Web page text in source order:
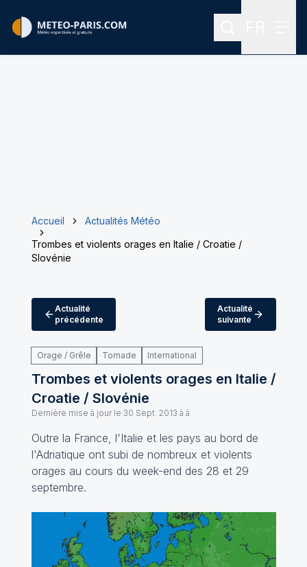
Rechercher
Accueil
Actualités Météo
Trombes et violents orages en Italie / Croatie /
Slovénie
Actualité
précédente
Actualité
suivante
Orage / Grêle Tornade International
Trombes et violents orages en Italie /
Croatie / Slovénie
Dernière mise à jour le 30 Sept. 2013 à à
Outre la France, l'Italie et les pays au bord de
l'Adriatique ont subi de nombreux et violents
orages au cours du week-end des 28 et 29
septembre.